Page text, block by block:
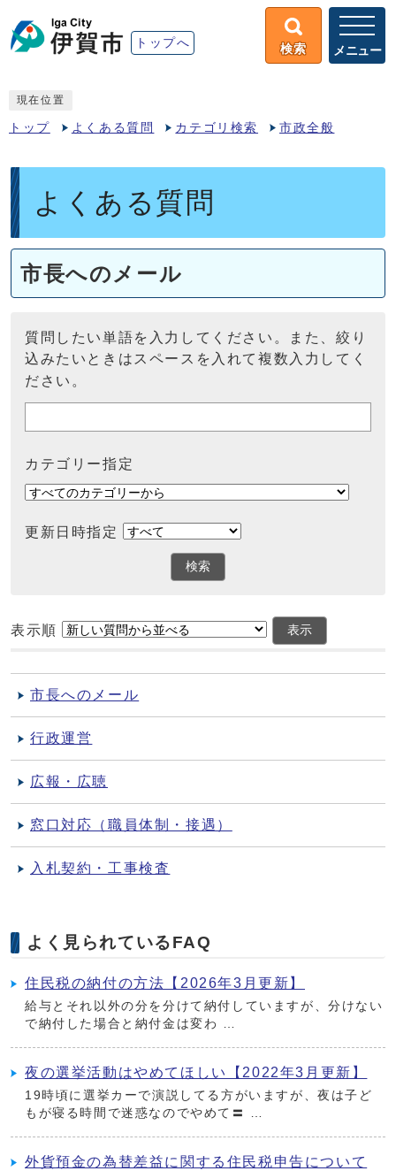
トップへ 検索 メニュー
現在位置
トップ よくある質問 カテゴリ検索 市政全般
よくある質問
市長へのメール
質問したい単語を入力してください。また、絞り
込みたいときはスペースを入れて複数入力してく
ださい。
カテゴリー指定
更新日時指定
検索
表示順 表示
市長へのメール
行政運営
広報・広聴
窓口対応（職員体制・接遇）
入札契約・工事検査
よく見られているFAQ
住民税の納付の方法【2026年3月更新】
給与とそれ以外の分を分けて納付していますが、分けない
で納付した場合と納付金は変わ …
夜の選挙活動はやめてほしい【2022年3月更新】
19時頃に選挙カーで演説してる方がいますが、夜は子ど
もが寝る時間で迷惑なのでやめて〓 …
外貨預金の為替差益に関する住民税申告について